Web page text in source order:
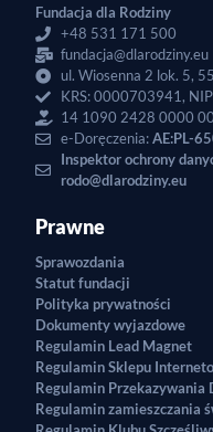
Fundacja dla Rodziny
+48 531 171 500
fundacja@dlarodziny.eu
ul. Wiosenna 2 lok. 5,
KRS: 0000703941,
14 1090 2428 0000
e-Doręczenia:AE:PL-
Inspektor ochrony
rodo@dlarodziny.eu
Prawne
Sprawozdania
Statut fundacji
Polityka prywatności
Dokumenty wyjazdowe
Regulamin Lead Magnet
Regulamin Sklepu
Regulamin Przekazywania
Regulamin zamieszczania